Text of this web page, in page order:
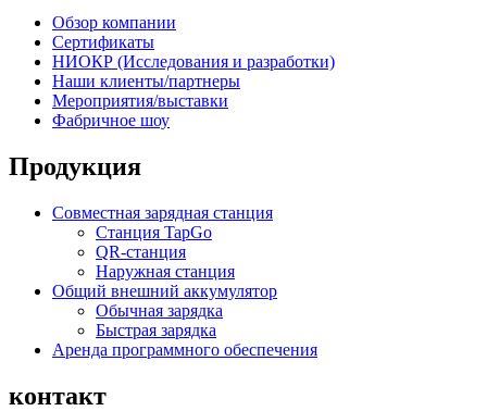
Обзор компании
Сертификаты
НИОКР (Исследования и разработки)
Наши клиенты/партнеры
Мероприятия/выставки
Фабричное шоу
Продукция
Совместная зарядная станция
Станция TapGo
QR-станция
Наружная станция
Общий внешний аккумулятор
Обычная зарядка
Быстрая зарядка
Аренда программного обеспечения
контакт